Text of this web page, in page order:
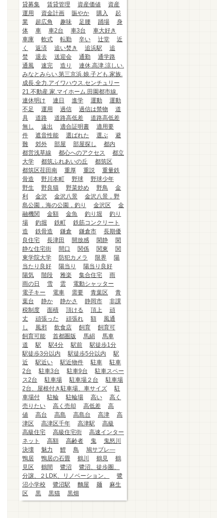
貸募集
賃貸管理 資産価値
資産
運用
資金計画 賑やか 購入
起
業
超広角 趣味 足腰 踊場
身
体
車 車2台 車3台
車大好き
車庫
軟式 転勤 辛い 辻堂
近
く
返済 追い焚き 追浜駅
追
焚
退去 送迎会 通勤
通学路
通風
速完 造り
連休.高津.涼しい.
みなとみらい.第三京浜.娘.子ども.家族.
成長.全力.アイワハウス.センチュリー
21.不動産.家.マイホーム.田園都市線.
連休明け
連日 進学 運動
運動
不足
運用 過信 過信は禁物
道
具
道路 道路高低差
道路高低差
無し
遠出 適合証明書
適用要
件
遮音性能 選ばれた 選ぶ
避
難
郊外 部屋 部屋探し
都内
都営浅草線
都心へのアクセス
都立
大学
都筑ふれあいの丘
都筑区
都筑区荏田南
重厚 重説
重量鉄
骨造
野川本町 野球
野球少年
野生
野良猫 野菜炒め 野鳥
金
利
金沢 金沢八景
金沢八景，野
島公園，海の公園，釣り
金沢区
金
融機関
金額 金魚 釣り堀
釣り
場
釣堀 鉄町
鉄筋コンクリート
造
鉄骨造 鎌倉 鎌倉市
長期優
良住宅
長津田 開放感 閑静
閑
静な住宅街
間口 関係 関東
関
東学院大学
防犯カメラ 限界
陽
当たり良好
陽当り
陽当り良好
陽気
階段 雅楽 集合住宅
雨
雨の日
雪 雲
電動シャッター
電子キー
電車 需要 青葉区
青
葉台
静か 静かさ 静岡市
非課
税制度
面積 頂ける 頂上
頑
丈
頑張った 頑張れ 額
風通
し
風邪 飲食店 飼育
飼育可
飼育可能
首都圏版 馬絹
馬車
道
駅 駅4分 駅前
駅徒歩1分
駅徒歩3分以内
駅徒歩5分以内
駅
近
駅近い 駅近物件 駐車
駐車
2台
駐車3台 駐車9台
駐車スペー
ス2台
駐車場 駐車場２台
駐車場
2台、屋根付き駐車場、車サイズ
駐
車場付
駐輪 駐輪場 高い
高く
売りたい
高く売却 高低差
高
値
高台 高島 高島台 高津
高
津区
高津区千年 高津駅
高級
高級住宅
高級住宅街
高速インター
ネット
高額 高齢者 鬼
鬼怒川
決壊
魅力 鯉 鳥
鳩サブレ―
鴨居
鴨居の石畳 鶴川 鶴見
鶴
見区
鶴間 鷺沼
鷺沼、徒歩圏、
分譲、２LDK、リノベーション、
鷺
沼小学校
鷺沼駅 麵屋 麺
麻生
区
黒 黒猫 黒畑